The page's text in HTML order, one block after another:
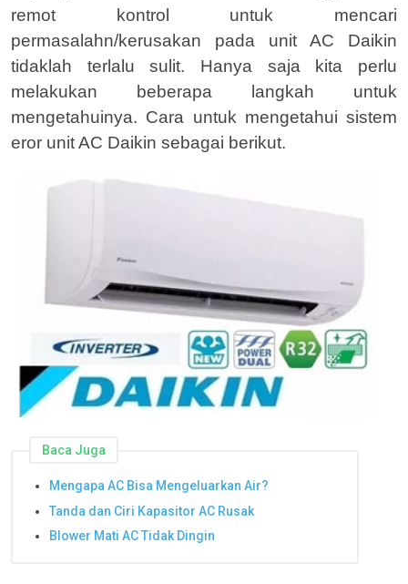
remot kontrol untuk mencari
permasalahn/kerusakan pada unit AC Daikin
tidaklah terlalu sulit. Hanya saja kita perlu
melakukan beberapa langkah untuk
mengetahuinya. Cara untuk mengetahui sistem
eror unit AC Daikin sebagai berikut.
Baca Juga
Mengapa AC Bisa Mengeluarkan Air?
Tanda dan Ciri Kapasitor AC Rusak
Blower Mati AC Tidak Dingin